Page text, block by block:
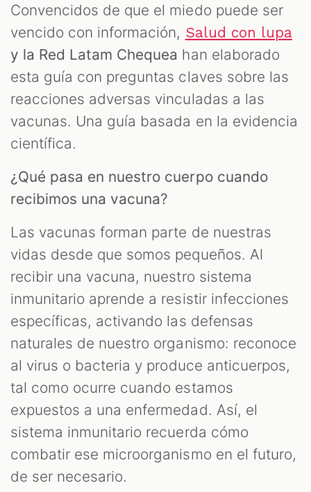
Convencidos de que el miedo puede ser
vencido con información, Salud con lupa
y la Red Latam Chequea han elaborado
esta guía con preguntas claves sobre las
reacciones adversas vinculadas a las
vacunas. Una guía basada en la evidencia
científica.
¿Qué pasa en nuestro cuerpo cuando
recibimos una vacuna?
Las vacunas forman parte de nuestras
vidas desde que somos pequeños. Al
recibir una vacuna, nuestro sistema
inmunitario aprende a resistir infecciones
específicas, activando las defensas
naturales de nuestro organismo: reconoce
al virus o bacteria y produce anticuerpos,
tal como ocurre cuando estamos
expuestos a una enfermedad. Así, el
sistema inmunitario recuerda cómo
combatir ese microorganismo en el futuro,
de ser necesario.